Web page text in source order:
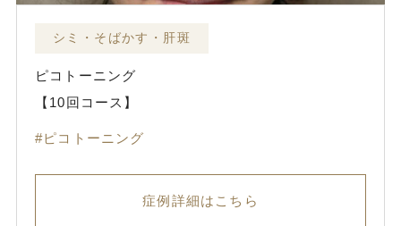
シミ・そばかす・肝斑
ピコトーニング
【10回コース】
ピコトーニング
症例詳細はこちら